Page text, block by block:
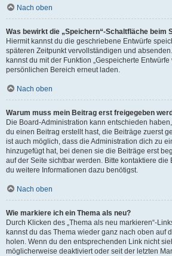
Nach oben
Was bewirkt die „Speichern“-Schaltfläche beim
Hiermit kannst du die geschriebene Entwürfe
späteren Zeitpunkt vervollständigen und
kannst du mit der Funktion „Gespeicherte
persönlichen Bereich erneut laden.
Nach oben
Warum muss mein Beitrag erst freigegeben
Die Board-Administration kann entschieden
du einen Beitrag erstellt hast, die Beiträge zuerst
ist auch möglich, dass die Administration dich zu
hinzugefügt hat, bei denen sie die Beiträge erst
auf der Seite sichtbar werden. Bitte kontaktiere die
du weitere Informationen dazu benötigst.
Nach oben
Wie markiere ich ein Thema als neu?
Durch Klicken des „Thema als neu markieren“-
kannst du das Thema wieder ganz nach oben auf
holen. Wenn du den entsprechenden Link nicht
möglicherweise deaktiviert oder seit der letzten